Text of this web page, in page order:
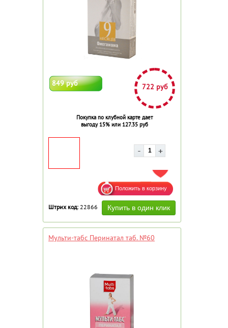
849 руб 722 руб
Покупка по клубной карте дает
выгоду 15% или 127.35 руб
ДОБАВИТЬ В ИЗБРАННОЕ
Штрих код: 22866
Мульти-табс Перинатал таб. №60